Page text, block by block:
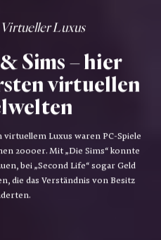
Luxus
Sims – hier
virtuellen
Luxus waren PC-Spiele
2000er. Mit „Die Sims“ konnte
bei „Second Life“ sogar Geld
die das Verständnis von Besitz